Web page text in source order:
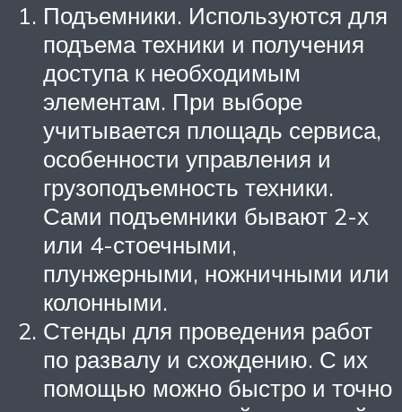
Подъемники. Используются для
подъема техники и получения
доступа к необходимым
элементам. При выборе
учитывается площадь сервиса,
особенности управления и
грузоподъемность техники.
Сами подъемники бывают 2-х
или 4-стоечными,
плунжерными, ножничными или
колонными.
Стенды для проведения работ
по развалу и схождению. С их
помощью можно быстро и точно